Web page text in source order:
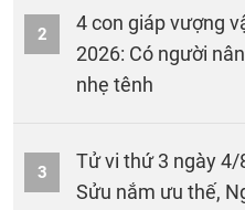
2
4 con giáp vượng
2026: Có người
nhẹ tênh
3
Tử vi thứ 3 ngày
Sửu nắm ưu thế,